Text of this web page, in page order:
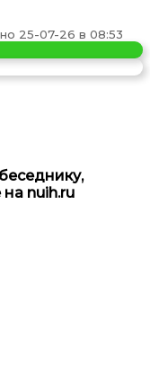
25-07-26 в 08:53
nuih.ru